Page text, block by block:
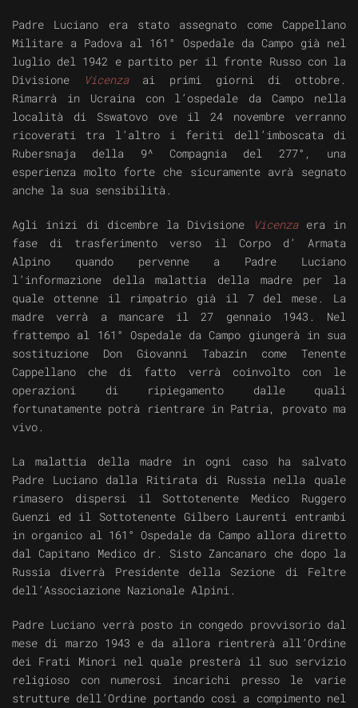
Padre Luciano era stato assegnato come Cappellano
Militare a Padova al 161° Ospedale da Campo già nel
luglio del 1942 e partito per il fronte Russo con la
Divisione
Vicenzaai primi giorni di ottobre.
Rimarrà in Ucraina con l’ospedale da Campo nella
località di Sswatovo ove il 24 novembre verranno
ricoverati tra l’altro i feriti dell’imboscata di
Rubersnaja della 9^ Compagnia del 277°, una
esperienza molto forte che sicuramente avrà segnato
anche la sua sensibilità.
Agli inizi di dicembre la Divisione Vicenzaera in
fase di trasferimento verso il Corpo d’ Armata
Alpino quando pervenne a Padre Luciano
l’informazione della malattia della madre per la
quale ottenne il rimpatrio già il 7 del mese. La
madre verrà a mancare il 27 gennaio 1943. Nel
frattempo al 161° Ospedale da Campo giungerà in sua
sostituzione Don Giovanni Tabazin come Tenente
Cappellano che di fatto verrà coinvolto con le
operazioni di ripiegamento dalle quali
fortunatamente potrà rientrare in Patria, provato ma
vivo.
La malattia della madre in ogni caso ha salvato
Padre Luciano dalla Ritirata di Russia nella quale
rimasero dispersi il Sottotenente Medico Ruggero
Guenzi ed il Sottotenente Gilbero Laurenti entrambi
in organico al 161° Ospedale da Campo allora diretto
dal Capitano Medico dr. Sisto Zancanaro che dopo la
Russia diverrà Presidente della Sezione di Feltre
dell’Associazione Nazionale Alpini.
Padre Luciano verrà posto in congedo provvisorio dal
mese di marzo 1943 e da allora rientrerà all’Ordine
dei Frati Minori nel quale presterà il suo servizio
religioso con numerosi incarichi presso le varie
strutture dell’Ordine portando così a compimento nel